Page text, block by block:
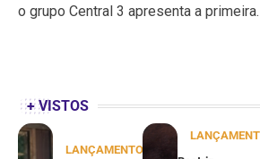
o grupo Central 3 apresenta a
+ VISTOS
LANÇAMENTOS